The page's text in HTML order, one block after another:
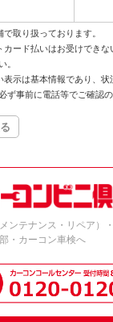
取り扱っております。
カード払いはお受けでき
。
表示は基本情報であり、
ず事前に電話等でご確認
ンテナンス・リペア）
・カーコン車検へ